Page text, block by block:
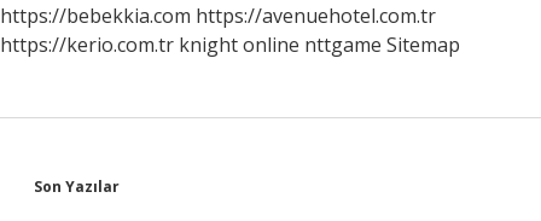
https://bebekkia.com https://avenuehotel.com.tr
https://kerio.com.tr knight online nttgame Sitemap
Sidebar
Son Yazılar